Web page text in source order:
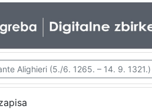
Alighieri (5./6. 1265. – 14. 9. 1321.)